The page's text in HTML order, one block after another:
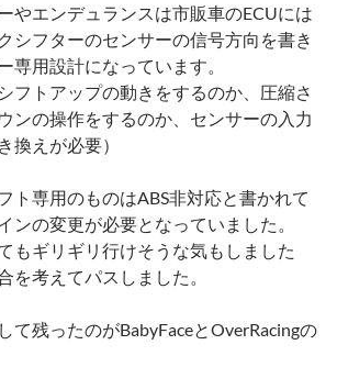
やエンデュランスは市販車のECUには
シフターのセンサーの信号方向を書き
専用設計になっています。
フトアップの動きをするのか、圧縮さ
ンの操作をするのか、センサーの入力
換えが必要）
ト専用のものはABS非対応と書かれて
ンの変更が必要となっていました。
もギリギリ行けそうな気もしました
を考えてパスしました。
て残ったのがBabyFaceとOverRacingの